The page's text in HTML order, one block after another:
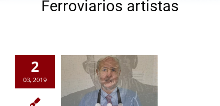
Ferroviarios artistas
2
03, 2019